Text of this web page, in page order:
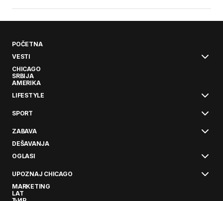
POČETNA
VESTI
CHICAGO
SRBIJA
AMERIKA
LIFESTYLE
SPORT
ZABAVA
DEŠAVANJA
OGLASI
UPOZNAJ CHICAGO
MARKETING
LAT